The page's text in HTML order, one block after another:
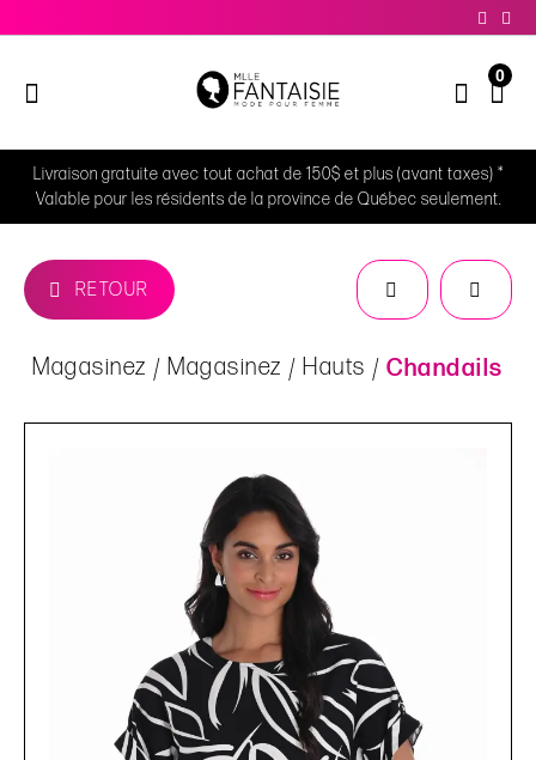
0
Livraison gratuite avec tout achat de 150$ et plus (avant taxes) *
Valable pour les résidents de la province de Québec seulement.
RETOUR
Magasinez Magasinez Hauts Chandails